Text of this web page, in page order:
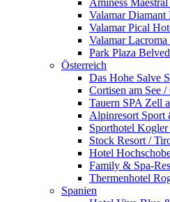
Valamar
Valamar Pical
Valamar
Park Plaza
Österreich
Das Hohe Salve
Cortisen am See /
Tauern SPA Zell
Alpinresort Sport
Sporthotel
Stock Resort /
Hotel
Family & Spa-
Thermenhotel
Spanien